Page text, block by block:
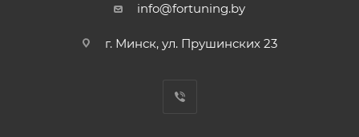
info@fortuning.by
г. Минск, ул. Прушинских 23